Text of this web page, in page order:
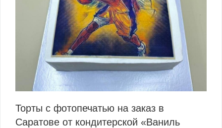
Торты с фотопечатью на заказ в
Саратове от кондитерской «Ваниль